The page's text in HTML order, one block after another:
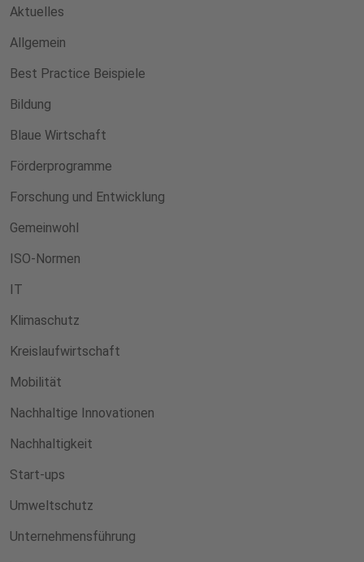
Aktuelles
Allgemein
Best Practice Beispiele
Bildung
Blaue Wirtschaft
Förderprogramme
Forschung und Entwicklung
Gemeinwohl
ISO-Normen
IT
Klimaschutz
Kreislaufwirtschaft
Mobilität
Nachhaltige Innovationen
Nachhaltigkeit
Start-ups
Umweltschutz
Unternehmensführung